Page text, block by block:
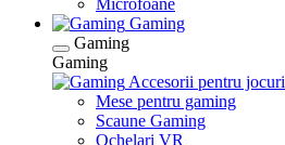
Microfoane
Gaming
Gaming
Gaming
Accesorii pentru jocuri
Mese pentru gaming
Scaune Gaming
Ochelari VR